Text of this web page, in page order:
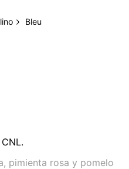
Bleu
pimienta rosa y pomelo